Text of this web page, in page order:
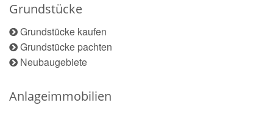
Grundstücke
Grundstücke kaufen
Grundstücke pachten
Neubaugebiete
Anlageimmobilien